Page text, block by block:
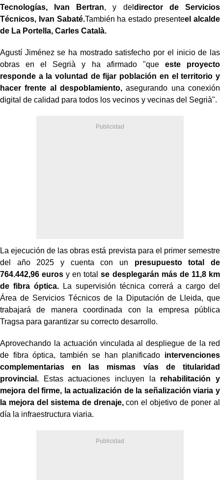
Tecnologías, Ivan Bertran, y del director de Servicios
Técnicos, Ivan Sabaté.También ha estado presenteel alcalde
de La Portella, Carles Català.
Agustí Jiménez se ha mostrado satisfecho por el inicio de las
obras en el Segrià y ha afirmado "que este proyecto
responde a la voluntad de fijar población en el territorio y
hacer frente al despoblamiento,asegurando una conexión
digital de calidad para todos los vecinos y vecinas del Segrià".
La ejecución de las obras está prevista para el primer semestre
del año 2025 y cuenta con un presupuesto total de
764.442,96 euros y en totalse desplegarán más de 11,8 km
de fibra óptica. La supervisión técnica correrá a cargo del
Área de Servicios Técnicos de la Diputación de Lleida, que
trabajará de manera coordinada con la empresa pública
Tragsa para garantizar su correcto desarrollo.
Aprovechando la actuación vinculada al despliegue de la red
de fibra óptica, también se han planificado intervenciones
complementarias en las mismas vías de titularidad
provincial. Estas actuaciones incluyen la rehabilitación y
mejora del firme, la actualización de la señalización viaria y
la mejora del sistema de drenaje,con el objetivo de poner al
día la infraestructura viaria.